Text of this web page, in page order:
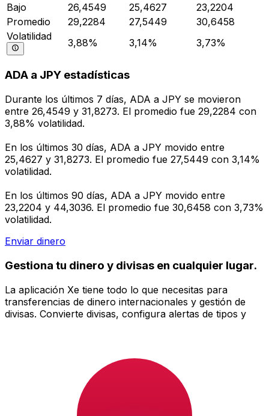
Bajo
26,4549 25,4627
23,2204
Promedio
29,2284 27,5449
30,6458
Volatilidad
3,88% 3,14% 3,73%
ADA a JPY estadísticas
Durante los últimos 7 días, ADA a JPY se movieron
entre 26,4549 y 31,8273. El promedio fue 29,2284 con
3,88% volatilidad.
En los últimos 30 días, ADA a JPY movido entre
25,4627 y 31,8273. El promedio fue 27,5449 con 3,14%
volatilidad.
En los últimos 90 días, ADA a JPY movido entre
23,2204 y 44,3036. El promedio fue 30,6458 con 3,73%
volatilidad.
Enviar dinero
Gestiona tu dinero y divisas en cualquier lugar.
La aplicación Xe tiene todo lo que necesitas para
transferencias de dinero internacionales y gestión de
divisas. Convierte divisas, configura alertas de tipos y